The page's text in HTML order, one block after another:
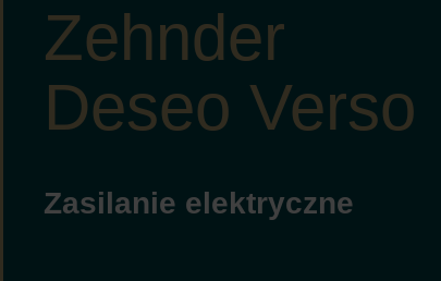
Zehnder
Deseo Verso
Zasilanie elektryczne